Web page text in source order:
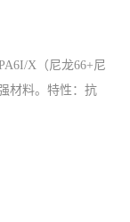
X（尼龙66+尼
材料。特性：抗